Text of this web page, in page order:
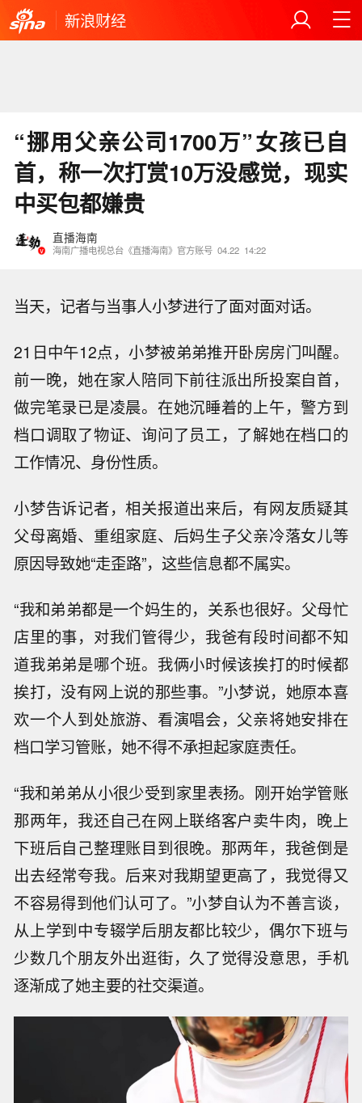
新浪财经
“挪用父亲公司1700万”女孩已自
首，称一次打赏10万没感觉，现实
中买包都嫌贵
直播海南
海南广播电视总台《直播海南》官方账号 04.22 14:22
当天，记者与当事人小梦进行了面对面对话。
21日中午12点，小梦被弟弟推开卧房房门叫醒。
前一晚，她在家人陪同下前往派出所投案自首，
做完笔录已是凌晨。在她沉睡着的上午，警方到
档口调取了物证、询问了员工，了解她在档口的
工作情况、身份性质。
小梦告诉记者，相关报道出来后，有网友质疑其
父母离婚、重组家庭、后妈生子父亲冷落女儿等
原因导致她“走歪路”，这些信息都不属实。
“我和弟弟都是一个妈生的，关系也很好。父母忙
店里的事，对我们管得少，我爸有段时间都不知
道我弟弟是哪个班。我俩小时候该挨打的时候都
挨打，没有网上说的那些事。”小梦说，她原本喜
欢一个人到处旅游、看演唱会，父亲将她安排在
档口学习管账，她不得不承担起家庭责任。
“我和弟弟从小很少受到家里表扬。刚开始学管账
那两年，我还自己在网上联络客户卖牛肉，晚上
下班后自己整理账目到很晚。那两年，我爸倒是
出去经常夸我。后来对我期望更高了，我觉得又
不容易得到他们认可了。”小梦自认为不善言谈，
从上学到中专辍学后朋友都比较少，偶尔下班与
少数几个朋友外出逛街，久了觉得没意思，手机
逐渐成了她主要的社交渠道。